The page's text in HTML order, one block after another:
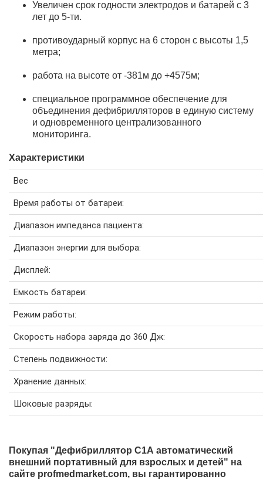
Увеличен срок годности электродов и батарей с 3
лет до 5-ти.
противоударный корпус на 6 сторон с высоты 1,5
метра;
работа на высоте от -381м до +4575м;
специальное программное обеспечение для
объединения дефибрилляторов в единую систему
и одновременного централизованного
мониторинга.
Характеристики
Вес
Время работы от батареи:
Диапазон импеданса пациента:
Диапазон энергии для выбора:
Дисплей:
Емкость батареи:
Режим работы:
Скорость набора заряда до 360 Дж:
Степень подвижности:
Хранение данных:
Шоковые разряды:
Покупая "Дефибриллятор С1А автоматический
внешний портативный для взрослых и детей" на
сайте profmedmarket.com, вы гарантированно